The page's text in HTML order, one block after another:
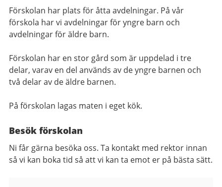
Förskolan har plats för åtta avdelningar. På vår
förskola har vi avdelningar för yngre barn och
avdelningar för äldre barn.
Förskolan har en stor gård som är uppdelad i tre
delar, varav en del används av de yngre barnen och
två delar av de äldre barnen.
På förskolan lagas maten i eget kök.
Besök förskolan
Ni får gärna besöka oss. Ta kontakt med rektor innan
så vi kan boka tid så att vi kan ta emot er på bästa sätt.